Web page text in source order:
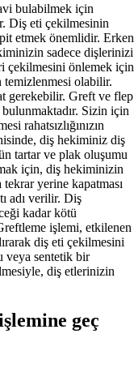
bulabilmek için
Diş eti çekilmesinin
etmek önemlidir. Erken
sadece dişlerinizi
çekilmesini önlemek için
temizlenmesi olabilir.
gerekebilir. Greft ve flep
Sizin için
rahatsızlığınızın
diş hekiminiz diş
tartar ve plak oluşumu
için, diş hekiminizin
yerine kapatması
adı verilir. Diş
kadar kötü
işlemi, etkilenen
diş eti çekilmesini
veya sentetik bir
diş etlerinizin
geç